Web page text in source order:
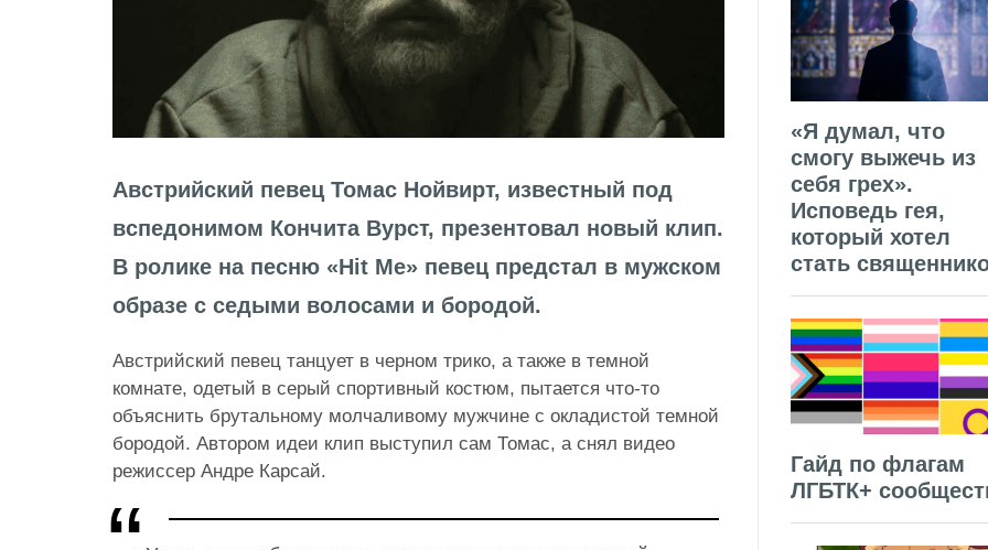
Австрийский певец Томас Нойвирт, известный под
вспедонимом Кончита Вурст, презентовал новый клип.
В ролике на песню «Hit Me» певец предстал в мужском
образе с седыми волосами и бородой.
Австрийский певец танцует в черном трико, а также в темной
комнате, одетый в серый спортивный костюм, пытается что-то
объяснить брутальному молчаливому мужчине с окладистой темной
бородой. Автором идеи клип выступил сам Томас, а снял видео
режиссер Андре Карсай.
«Я думал, что
смогу выжечь из
себя грех».
Исповедь гея,
который хотел
стать
Гайд по флагам
ЛГБТК+